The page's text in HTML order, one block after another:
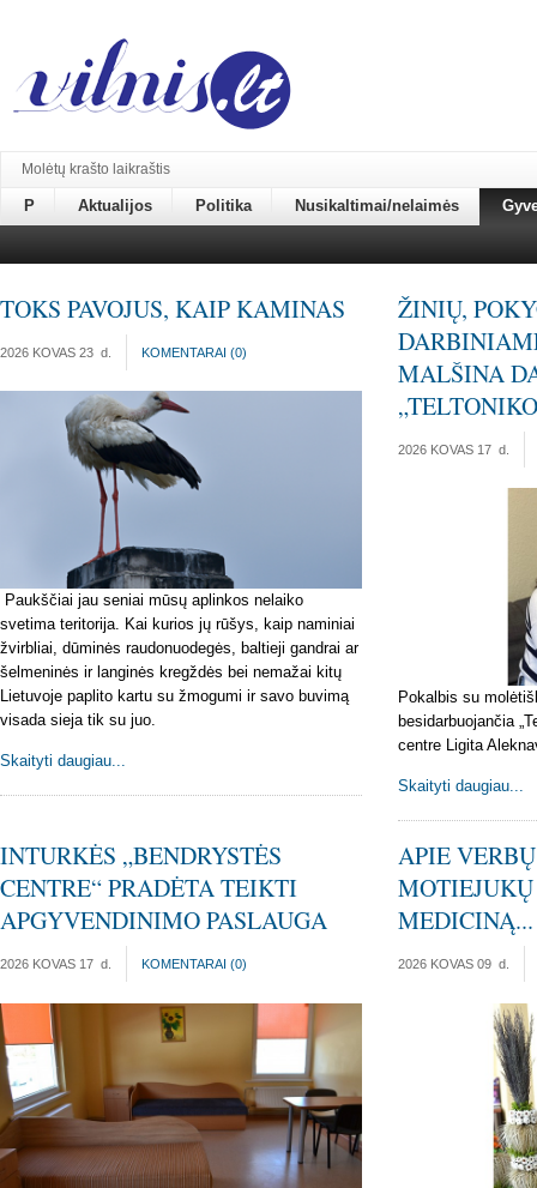
Molėtų krašto laikraštis
P Aktualijos Politika Nusikaltimai/nelaimės
TOKS PAVOJUS, KAIP KAMINAS
2026 KOVAS 23 d. KOMENTARAI (0)
Paukščiai jau seniai mūsų aplinkos nelaiko
svetima teritorija. Kai kurios jų rūšys, kaip naminiai
žvirbliai, dūminės raudonuodegės, baltieji gandrai ar
šelmeninės ir langinės kregždės bei nemažai kitų
Lietuvoje paplito kartu su žmogumi ir savo buvimą
visada sieja tik su juo.
Skaityti daugiau...
ŽINIŲ,
MALŠINA
2026 KOVAS 17 d.
Pokalbis su
besidarbuojančia
centre Ligita
Skaityti daugiau...
INTURKĖS „BENDRYSTĖS
CENTRE“ PRADĖTA TEIKTI
APGYVENDINIMO PASLAUGA
2026 KOVAS 17 d. KOMENTARAI (0)
APIE
MEDICINĄ...
2026 KOVAS 09 d.